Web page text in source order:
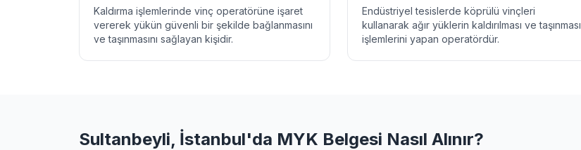
Kaldırma işlemlerinde vinç operatörüne işaret
vererek yükün güvenli bir şekilde bağlanmasını
ve taşınmasını sağlayan kişidir.
Endüstriyel tesislerde köprülü vinçleri
kullanarak ağır yüklerin kaldırılması ve taşınması
işlemlerini yapan operatördür.
Sultanbeyli, İstanbul'da MYK Belgesi Nasıl Alınır?